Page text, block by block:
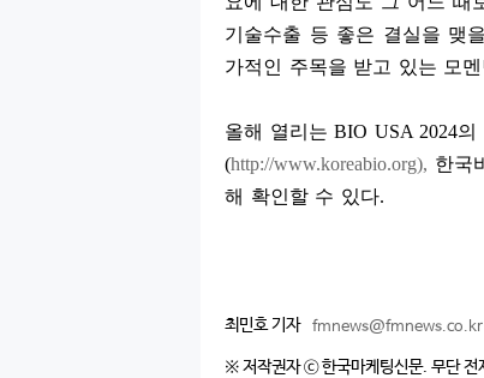
기술수출 등 좋은 결실을 맺
가적인 주목을 받고 있는 모
올해 열리는 BIO USA 2024의
(http://www.koreabio.org), 한국
해 확인할 수 있다.
최민호 기자 fmnews@fmnews.co.kr
※ 저작권자 ⓒ 한국마케팅신문. 무단 전